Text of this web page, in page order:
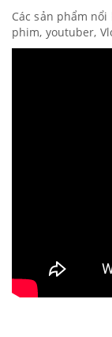
Các sản phẩm
phim, youtuber,